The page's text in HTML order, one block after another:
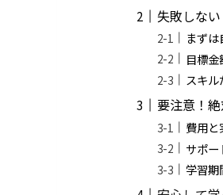
失敗しな
まず
目標
スキル
要注意！
費用と
サポー
学習期